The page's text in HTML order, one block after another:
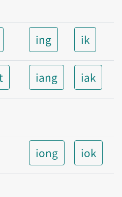
ing ik
iang iak
iong iok